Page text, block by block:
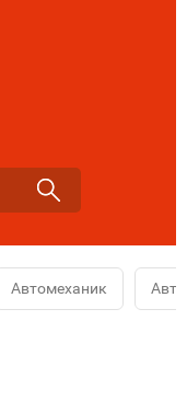
Автомеханик